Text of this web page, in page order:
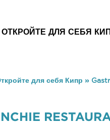
ОТКРОЙТЕ ДЛЯ СЕБЯ
для себя Кипр »